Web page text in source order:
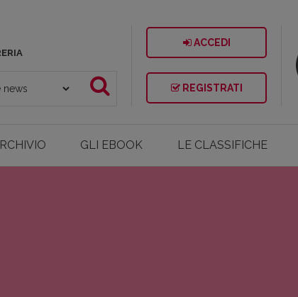
ACCEDI
REGISTRATI
GLI EBOOK LE CLASSIFICHE